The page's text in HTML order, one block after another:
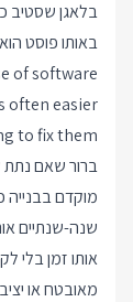
בלאגן שסטיב
באותו פוסט
of software
often easier
to fix them.
ברור שאם נתת
מוקדם
שנה-שנתיים
אותו זמן בלי
מאובטח או